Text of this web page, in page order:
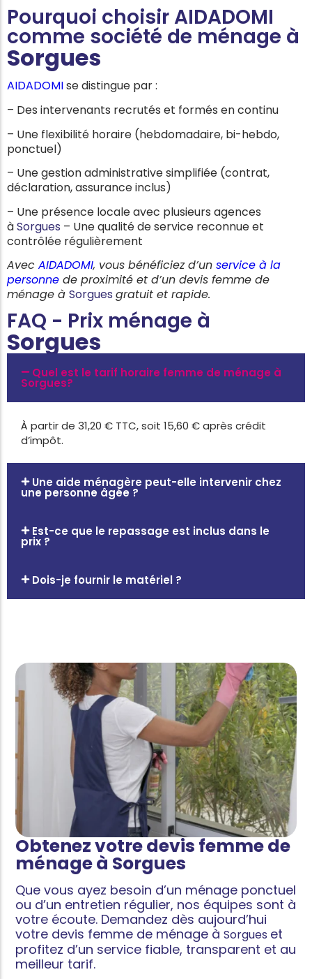
Pourquoi choisir AIDADOMI
comme société de ménage à
Sorgues
AIDADOMIse distingue par :
– Des intervenants recrutés et formés en continu
– Une flexibilité horaire (hebdomadaire, bi-hebdo,
ponctuel)
– Une gestion administrative simplifiée (contrat,
déclaration, assurance inclus)
– Une présence locale avec plusieurs agences
àSorgues – Une qualité de service reconnue et
contrôlée régulièrement
Avec AIDADOMI, vous bénéficiez d’un service à la
personne de proximité et d’un devis femme de
ménage à Sorgues gratuit et rapide.
FAQ - Prix ménage à
Sorgues
Quel est le tarif horaire femme de ménage à
Sorgues?
À partir de 31,20 € TTC, soit 15,60 € après crédit
d’impôt.
Une aide ménagère peut-elle intervenir chez
une personne âgée ?
Est-ce que le repassage est inclus dans le
prix ?
Dois-je fournir le matériel ?
Obtenez votre devis femme de
ménage à Sorgues
Que vous ayez besoin d’un ménage ponctuel
ou d’un entretien régulier, nos équipes sont à
votre écoute. Demandez dès aujourd’hui
votre devis femme de ménage àSorgues et
profitez d’un service fiable, transparent et au
meilleur tarif.